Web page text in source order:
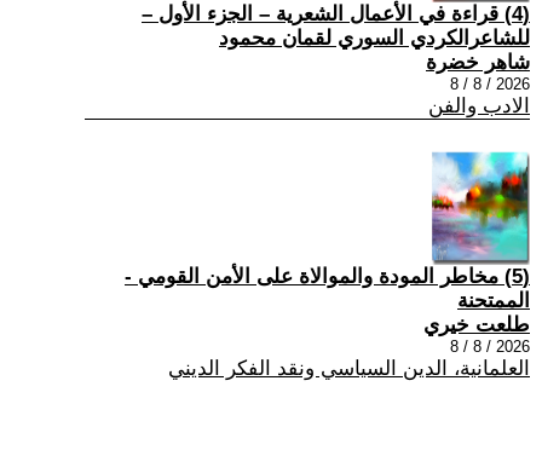
(4) قراءة في الأعمال الشعرية – الجزء الأول –
للشاعرالكردي السوري لقمان محمود
شاهر خضرة
2026 / 8 / 8
الادب والفن
(5) مخاطر المودة والموالاة على الأمن القومي -
الممتحنة
طلعت خيري
2026 / 8 / 8
العلمانية، الدين السياسي ونقد الفكر الديني